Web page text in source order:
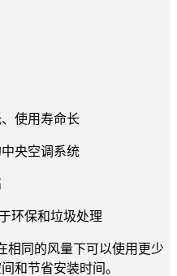
使用寿命长
央空调系统
环保和垃圾处理
相同的风量下可以使用更少
和节省安装时间。